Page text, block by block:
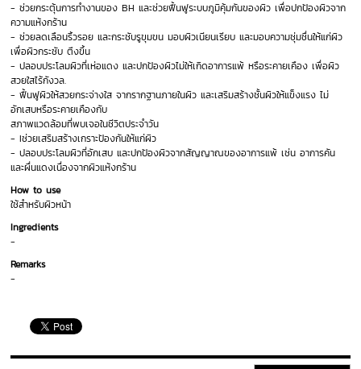
- ช่วยกระตุ้นการทำงานของ BH และช่วยฟื้นฟูระบบภูมิคุ้มกันของผิว เพื่อปกป้องผิวจาก
ความแห้งกร้าน
- ช่วยลดเลือนริ้วรอย และกระชับรูขุมขน มอบผิวเนียนเรียบ และมอบความชุ่มชื่นให้แก่ผิว
เพื่อผิวกระชับ ตึงขึ้น
- ปลอบประโลมผิวที่เห่อแดง และปกป้องผิวไม่ให้เกิดอาการแพ้ หรือระคายเคือง เพื่อผิว
สวยใสไร้กังวล.
- ฟื้นฟูผิวให้สวยกระจ่างใส จากรากฐานภายในผิว และเสริมสร้างชั้นผิวให้แข็งแรง ไม่
อักเสบหรือระคายเคืองกับ
สภาพแวดล้อมที่พบเจอในชีวิตประจำวัน
- Iช่วยเสริมสร้างเกราะป้องกันให้แก่ผิว
- ปลอบประโลมผิวที่อักเสบ และปกป้องผิวจากสัญญาณของอาการแพ้ เช่น อาการคัน
และผื่นแดงเนื่องจากผิวแห้งกร้าน
How to use
ใช้สำหรับผิวหน้า
Ingredients
-
Remarks
-